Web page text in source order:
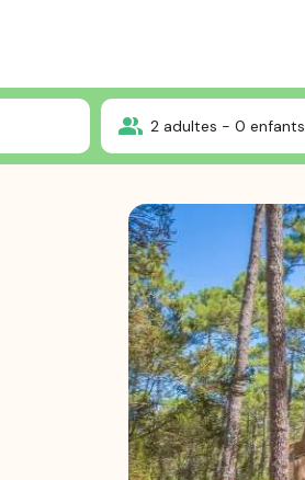
2adultes - 0 enfants
sans sanitaires